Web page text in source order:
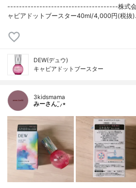
--------------------------------------株式会社
ャビアドットブースター40ml/4,000円(税抜
DEW(デュウ)
キャビアドットブースター
3kidsmama
みーさん¨̮⸝⋆